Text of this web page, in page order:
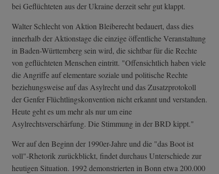
bei Geflüchteten aus der Ukraine derzeit sehr gut klappt.
Walter Schlecht von Aktion Bleiberecht bedauert, dass dies
innerhalb der Aktionstage die einzige öffentliche Veranstaltung
in Baden-Württemberg sein wird, die sichtbar für die Rechte
von geflüchteten Menschen eintritt. "Offensichtlich haben viele
die Angriffe auf elementare soziale und politische Rechte
beziehungsweise auf das Asylrecht und das Zusatzprotokoll
der Genfer Flüchtlingskonvention nicht erkannt und verstanden.
Heute geht es um mehr als nur um eine
Asylrechtsverschärfung. Die Stimmung in der BRD kippt."
Wer auf den Beginn der 1990er-Jahre und die "das Boot ist
voll"-Rhetorik zurückblickt, findet durchaus Unterschiede zur
heutigen Situation. 1992 demonstrierten in Bonn etwa 200.000